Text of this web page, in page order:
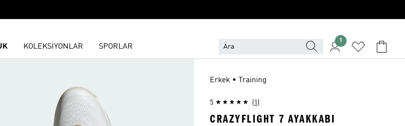
KOLEKSİYONLAR SPORLAR
1
Erkek • Training
5 (1)
CRAZYFLIGHT 7 AYAKKABI